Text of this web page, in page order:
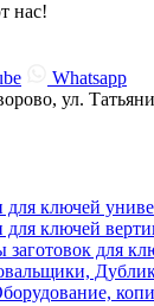
нас!
Whatsapp
ул.
для ключей
для ключей
заготовок для